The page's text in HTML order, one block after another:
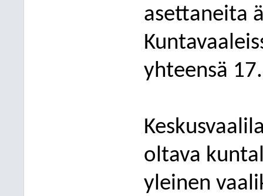
asettaneita
yhteensä 17.
oltava
yleinen